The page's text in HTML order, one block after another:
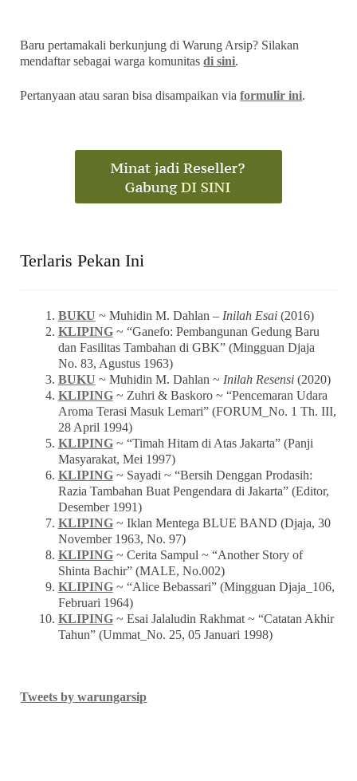
Baru pertamakali berkunjung di Warung Arsip? Silakan
mendaftar sebagai warga komunitasdi sini.
Pertanyaan atau saran bisa disampaikan viaformulir ini.
Terlaris Pekan Ini
BUKU ~ Muhidin M. Dahlan – Inilah Esai(2016)
KLIPING~ “Ganefo: Pembangunan Gedung Baru
dan Fasilitas Tambahan di GBK” (Mingguan Djaja
No. 83, Agustus 1963)
BUKU ~ Muhidin M. Dahlan ~ Inilah Resensi(2020)
KLIPING~ Zuhri & Baskoro ~ “Pencemaran Udara
Aroma Terasi Masuk Lemari” (FORUM_No. 1 Th. III,
28 April 1994)
KLIPING~ “Timah Hitam di Atas Jakarta” (Panji
Masyarakat, Mei 1997)
KLIPING~ Sayadi ~ “Bersih Denggan Prodasih:
Razia Tambahan Buat Pengendara di Jakarta” (Editor,
Desember 1991)
KLIPING~ Iklan Mentega BLUE BAND (Djaja, 30
November 1963, No. 97)
KLIPING~ Cerita Sampul ~ “Another Story of
Shinta Bachir” (MALE, No.002)
KLIPING~ “Alice Bebassari” (Mingguan Djaja_106,
Februari 1964)
KLIPING~ Esai Jalaludin Rakhmat ~ “Catatan Akhir
Tahun” (Ummat_No. 25, 05 Januari 1998)
Tweets by warungarsip